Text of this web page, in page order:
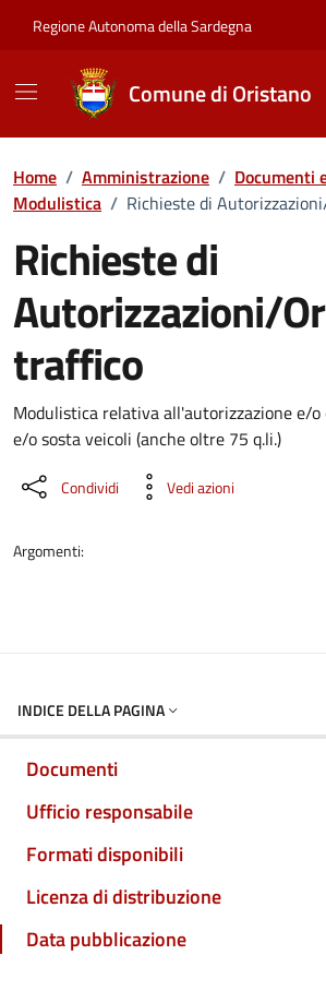
Regione Autonoma della Sardegna
Comune di Oristano
Home / Amministrazione / Documenti
Modulistica / Richieste di
Richieste di
Autorizzazioni/
traffico
Dettaglio del documento
Modulistica relativa all'autorizzazione e/
e/o sosta veicoli (anche oltre 75 q.li.)
Condividi Vedi azioni
Argomenti:
INDICE DELLA PAGINA
Documenti
Ufficio responsabile
Formati disponibili
Licenza di distribuzione
Data pubblicazione